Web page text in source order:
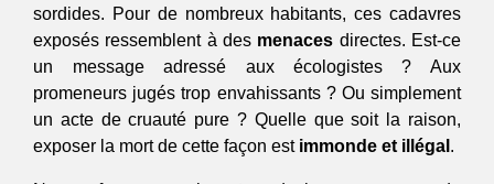
sordides. Pour de nombreux habitants, ces cadavres
exposés ressemblent à des menaces directes. Est-ce
un message adressé aux écologistes ? Aux
promeneurs jugés trop envahissants ? Ou simplement
un acte de cruauté pure ? Quelle que soit la raison,
exposer la mort de cette façon est immonde et illégal .